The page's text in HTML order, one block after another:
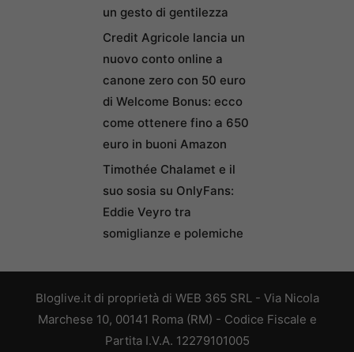
un gesto di gentilezza
Credit Agricole lancia un
nuovo conto online a
canone zero con 50 euro
di Welcome Bonus: ecco
come ottenere fino a 650
euro in buoni Amazon
Timothée Chalamet e il
suo sosia su OnlyFans:
Eddie Veyro tra
somiglianze e polemiche
Bloglive.it di proprietà di WEB 365 SRL - Via Nicola
Marchese 10, 00141 Roma (RM) - Codice Fiscale e
Partita I.V.A. 12279101005